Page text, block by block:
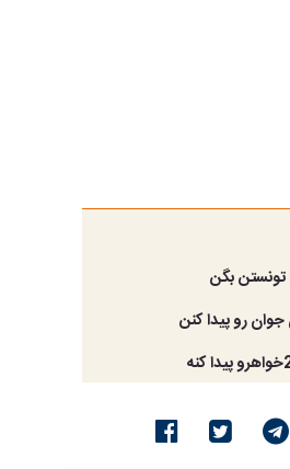
رو پیدا کنن